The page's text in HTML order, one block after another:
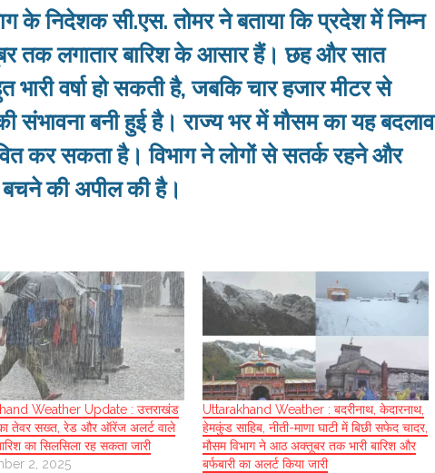
के निदेशक सी.एस. तोमर ने बताया कि प्रदेश में निम्न
तक लगातार बारिश के आसार हैं। छह और सात
वर्षा हो सकती है, जबकि चार हजार मीटर से
संभावना बनी हुई है। राज्य भर में मौसम का यह बदलाव
कर सकता है। विभाग ने लोगों से सतर्क रहने और
बचने की अपील की है।
Weather Update : उत्तराखंड
तेवर सख्त, रेड और ऑरेंज अलर्ट वाले
का सिलसिला रह सकता जारी
2, 2025
Uttarakhand Weather : बदरीनाथ, केदारनाथ,
हेमकुंड साहिब, नीती-माणा घाटी में बिछी सफेद चादर,
मौसम विभाग ने आठ अक्तूबर तक भारी बारिश और
बर्फबारी का अलर्ट किया जारी